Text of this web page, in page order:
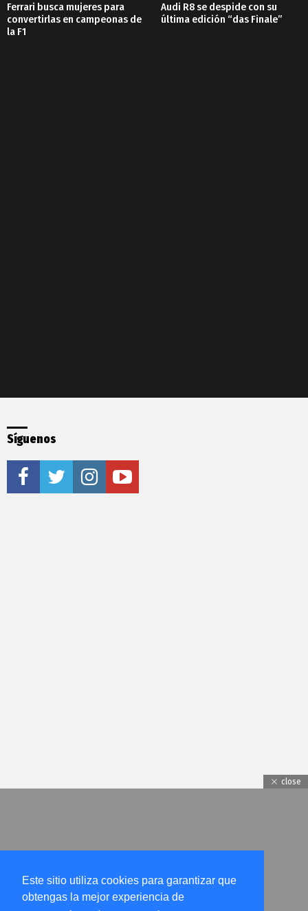
Este sitio utiliza cookies para garantizar que
obtengas la mejor experiencia de
Ferrari busca mujeres para
convertirlas en campeonas de
la F1
Audi R8 se despide con su
última edición “das Finale”
Síguenos
facebooktwitter instagramyoutube
close